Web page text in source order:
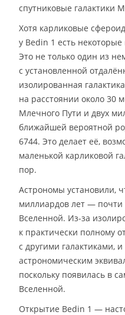
спутниковые галактики
Хотя карликовые
у Bedin 1 есть
Это не только один из
с установленной
изолированная
на расстоянии около 30
Млечного Пути и двух
ближайшей вероятной
6744. Это делает её,
маленькой карликовой
пор.
Астрономы установили,
миллиардов лет — почти
Вселенной. Из-за
к практически полному
с другими галактиками,
астрономическим
поскольку появилась в
Вселенной.
Открытие Bedin 1 —